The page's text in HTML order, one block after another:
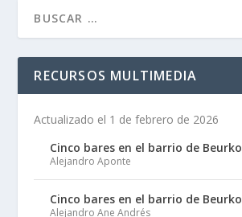
RECURSOS MULTIMEDIA
Actualizado el 1 de febrero de 2026
Cinco bares en el barrio de Beurko
Alejandro Aponte
Cinco bares en el barrio de Beurko
Alejandro Ane Andrés